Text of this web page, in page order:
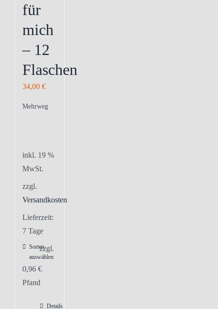
für
mich
– 12
Flaschen
34,00 €
Mehrweg
inkl. 19 %
MwSt.
zzgl.
Versandkosten
Lieferzeit:
7 Tage
Sorten
auswählen
zzgl.
0,96 €
Pfand
Details